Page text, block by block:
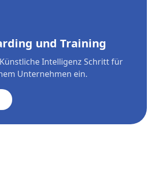
und Training
Intelligenz Schritt für
Unternehmen ein.